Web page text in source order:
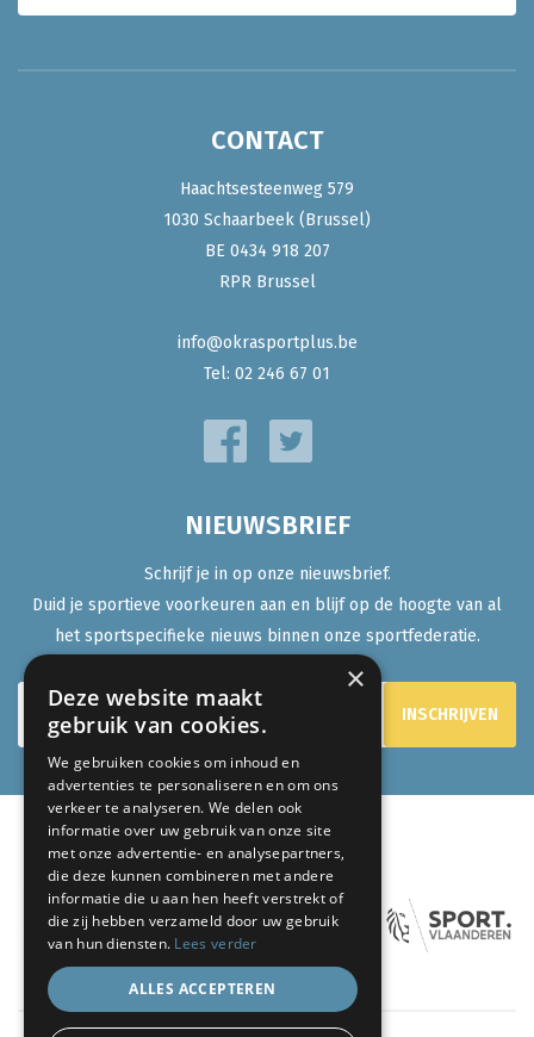
CONTACT
Haachtsesteenweg 579
1030 Schaarbeek (Brussel)
BE 0434 918 207
RPR Brussel
info@okrasportplus.be
Tel: 02 246 67 01
NIEUWSBRIEF
Schrijf je in op onze nieuwsbrief.
Duid je sportieve voorkeuren aan en blijf op de hoogte van al
het sportspecifieke nieuws binnen onze sportfederatie.
ONZE PARTNERS:
×
Deze website maakt
gebruik van cookies.
We gebruiken cookies om inhoud en
advertenties te personaliseren en om ons
verkeer te analyseren. We delen ook
informatie over uw gebruik van onze site
met onze advertentie- en analysepartners,
die deze kunnen combineren met andere
informatie die u aan hen heeft verstrekt of
die zij hebben verzameld door uw gebruik
van hun diensten. Lees verder
ALLES ACCEPTEREN